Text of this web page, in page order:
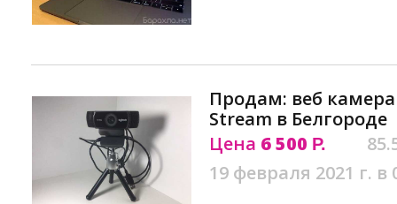
Продам: веб камера
Stream в Белгороде
Цена 6 500 Р.
19 февраля 2021 г. в